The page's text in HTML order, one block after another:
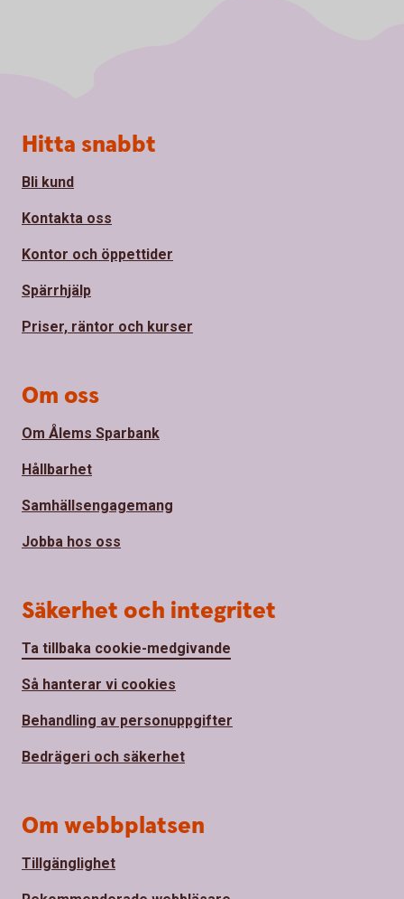
Sidfot
Hitta snabbt
Bli kund
Kontakta oss
Kontor och öppettider
Spärrhjälp
Priser, räntor och kurser
Om oss
Om Ålems Sparbank
Hållbarhet
Samhällsengagemang
Jobba hos oss
Säkerhet och integritet
Ta tillbaka cookie-medgivande
Så hanterar vi cookies
Behandling av personuppgifter
Bedrägeri och säkerhet
Om webbplatsen
Tillgänglighet